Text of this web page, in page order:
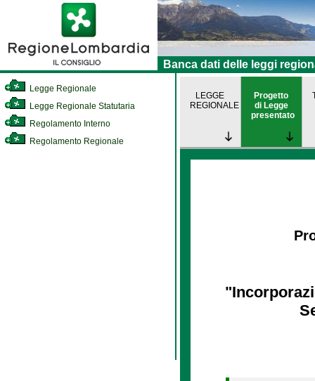
Banca dati delle leggi
Legge Regionale
Legge Regionale Statutaria
Regolamento Interno
Regolamento Regionale
LEGGE
REGIONALE
Progetto
di Legge
presentato